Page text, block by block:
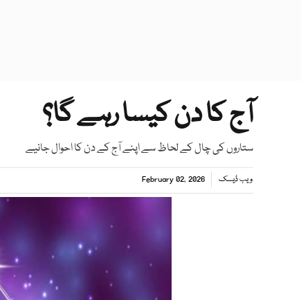
آج کا دن کیسا رہے گا؟
ستاروں کی چال کے لحاظ سے اپنے آج کے دن کا احوال جانیے
ویب ڈیسک February 02, 2026